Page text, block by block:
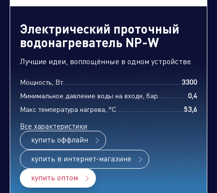
компании
Алюминиевые,
биметаллические и стальные
панельные радиаторы
Оборудование для отопления и
водоснабжения
кластер
активы
Электрический проточный
водонагреватель NP-W
Лучшие идеи, воплощённые в одном устройстве.
Мощность, Вт
3300
Минимальное давление воды на входе, бар
0,4
Макс температура нагрева, °С
53,6
Все характеристики
купить оффлайн
купить в интернет-магазине
купить оптом